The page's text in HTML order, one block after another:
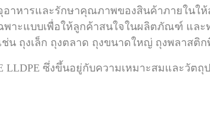
อาหารและรักษาคุณภาพของสินค้าภายในให้
พาะแบบเพื่อให้ลูกค้าสนใจในผลิตภัณฑ์ แล
น ถุงเล็ก ถุงตลาด ถุงขนาดใหญ่ ถุงพลาสติ
LLDPE ซึ่งขึ้นอยู่กับความเหมาะสมและวัต